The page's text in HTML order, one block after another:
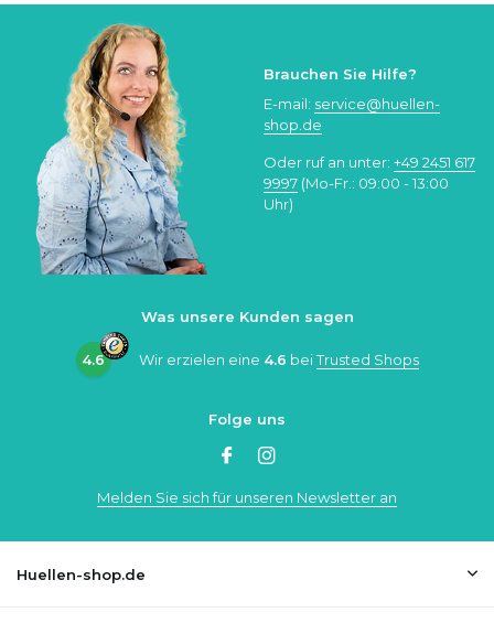
Brauchen Sie Hilfe?
E-mail: service@huellen-
shop.de
Oder ruf an unter: +49 2451 617
9997 (Mo-Fr.: 09:00 - 13:00
Uhr)
Was unsere Kunden sagen
4.6 Wir erzielen eine 4.6 beiTrusted Shops
Folge uns
Melden Sie sich für unseren Newsletter an
Huellen-shop.de